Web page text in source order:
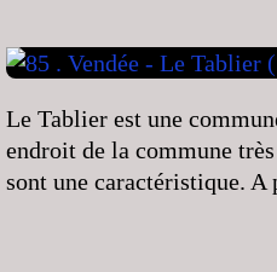
Le Tablier est une
endroit de la commune
sont une caractéristique.